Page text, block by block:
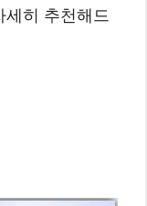
세히 추천해드